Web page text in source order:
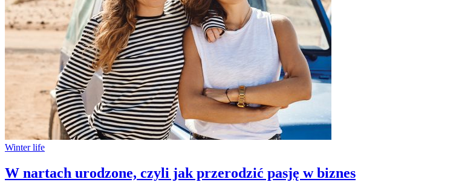
Winter life
W nartach urodzone, czyli jak przerodzić pasję w biznes